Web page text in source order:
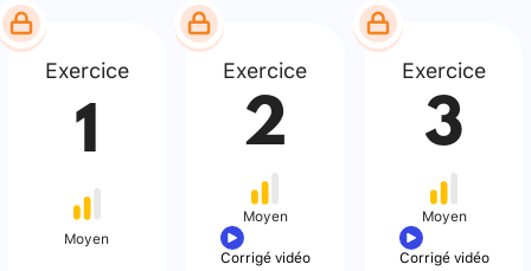
Exercice
1
Moyen
Exercice
2
Moyen
Corrigé vidéo
Exercice
3
Moyen
Corrigé vidéo